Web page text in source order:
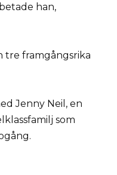
han,
tre framgångsrika
Jenny Neil, en
som